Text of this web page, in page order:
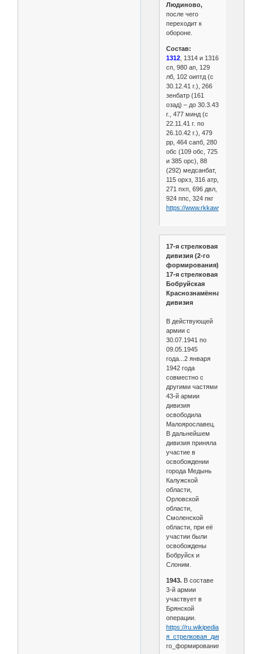
Людиново,
после чего
переходит к
обороне.
Состав:
1312, 1314 и 1316
сп, 980 ап, 129
лб, 102 оиптд (с
30.12.41 г.), 266
зенбатр (161
озад) – до 30.3.43
г., 477 минд (с
22.11.41 г. по
26.10.42 г.), 479
рр, 464 сапб, 280
обс (109 обс, 725
и 385 орс), 88
(292) медсанбат,
115 орхз, 316 атр,
271 пхп, 696 двл,
924 ппс, 324 пкг
https://www.rkkawwii.ru/division/
17-я стрелковая
дивизия (2-го
формирования).
17-я стрелковая
Бобруйская
Краснознамённая
дивизия
В действующей
армии с
30.07.1941 по
09.05.1945
года...2 января
1942 года
совместно с
другими частями
43-й армии
дивизия
освободила
Малоярославец.
В дальнейшем
дивизия приняла
участие в
освобождении
города Медынь
Калужской
области,
Орловской
области,
Смоленской
области, при её
участии были
освобождены
Бобруйск и
Слоним.
1943.В составе
3-й армии
участвует в
Брянской
операции.
https://ru.wikipedia.org/wiki/17-
я_стрелковая_дивизия_
го_формирования)